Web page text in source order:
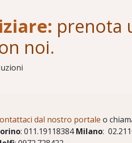
prenota
noi.
dal nostro portale o
: 011.19118384Milano: